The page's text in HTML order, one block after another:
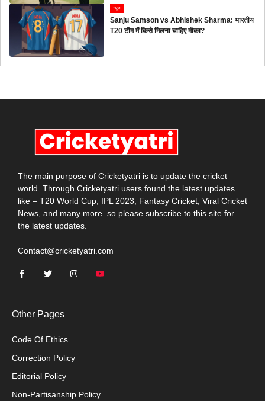
न्यूज
Sanju Samson vs Abhishek Sharma: भारतीय
T20 टीम में किसे मिलना चाहिए मौका?
The main purpose of Cricketyatri is to update the cricket
world. Through Cricketyatri users found the latest updates
like – T20 World Cup, IPL 2023, Fantasy Cricket, Viral Cricket
News, and many more. so please subscribe to this site for
the latest updates.
Contact@cricketyatri.com
Other Pages
Code Of Ethics
Correction Policy
Editorial Policy
Non-Partisanship Policy